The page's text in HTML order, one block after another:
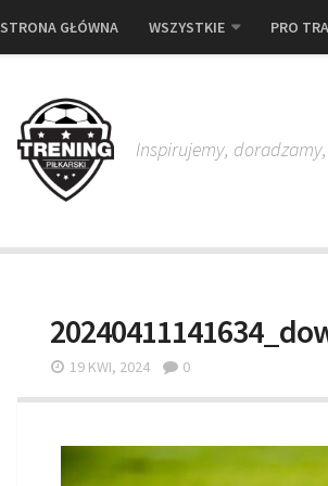
STRONA GŁÓWNA WSZYSTKIE PRO
Inspirujemy,
19 KWI, 2024 0